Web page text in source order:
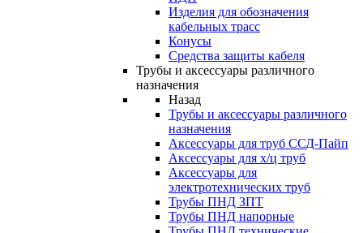
Изделия для обозначения
кабельных трасс
Конусы
Средства защиты кабеля
Трубы и аксессуары различного
назначения
Назад
Трубы и аксессуары различного
назначения
Аксессуары для труб ССД-Пайп
Аксессуары для х/ц труб
Аксессуары для
электротехнических труб
Трубы ПНД ЗПТ
Трубы ПНД напорные